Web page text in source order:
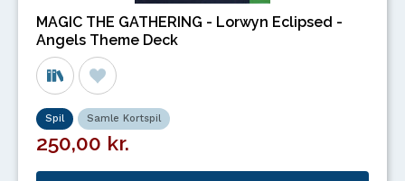
MAGIC THE GATHERING - Lorwyn Eclipsed -
Angels Theme Deck
Spil Samle Kortspil
250,00 kr.